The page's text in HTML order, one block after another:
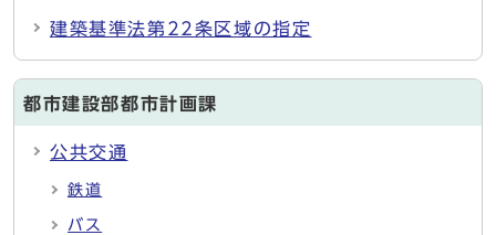
建築基準法第22条区域の指定
都市建設部都市計画課
公共交通
鉄道
バス